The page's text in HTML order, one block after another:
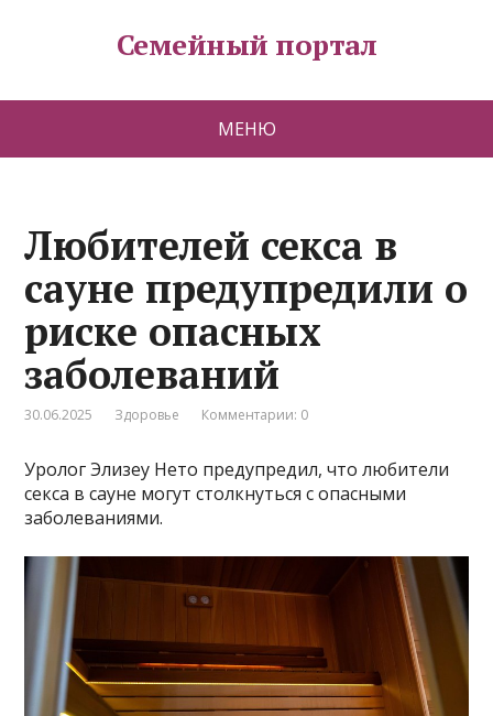
Семейный портал
МЕНЮ
Любителей секса в
сауне предупредили о
риске опасных
заболеваний
30.06.2025 Здоровье Комментарии: 0
Уролог Элизеу Нето предупредил, что любители
секса в сауне могут столкнуться с опасными
заболеваниями.